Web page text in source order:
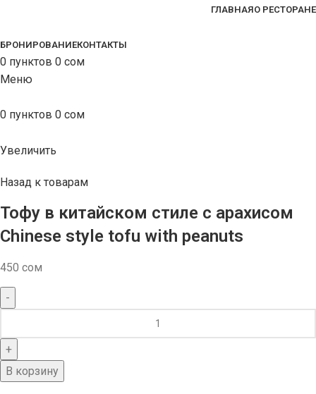
ГЛАВНАЯО РЕСТОРАНЕ
БРОНИРОВАНИЕКОНТАКТЫ
0 пунктов 0 сом
Меню
0 пунктов 0 сом
Увеличить
Назад к товарам
Тофу в китайском стиле с арахисом
Chinese style tofu with peanuts
450 сом
В корзину